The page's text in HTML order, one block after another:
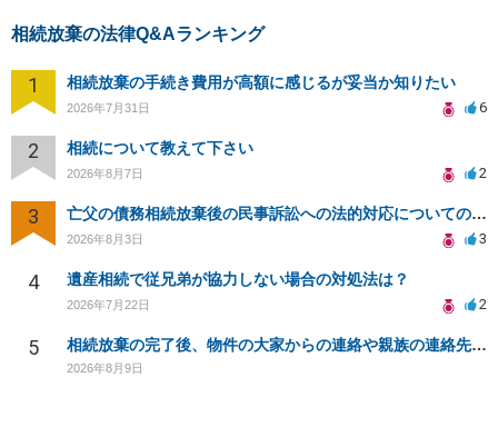
相続放棄の法律Q&Aランキング
1 相続放棄の手続き費用が高額に感じるが妥当か知りたい
2026年7月31日 6
2 相続について教えて下さい
2026年8月7日 2
3 亡父の債務相続放棄後の民事訴訟への法的対応についての相談
2026年8月3日 3
4 遺産相続で従兄弟が協力しない場合の対処法は？
2026年7月22日 2
5 相続放棄の完了後、物件の大家からの連絡や親族の連絡先開示について
2026年8月9日